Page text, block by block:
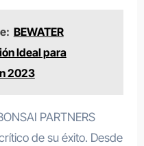
BEWATER
Ideal para
2023
PARTNERS
de su éxito. Desde